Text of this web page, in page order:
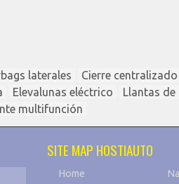
laterales Cierre centralizado
Elevalunas eléctrico
Llantas de
multifunción
SITE MAP HOSTIAUTO
Home